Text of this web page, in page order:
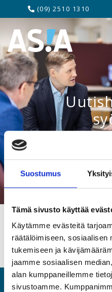
Suostumus
Tämä sivusto käyttää
Käytämme evästeitä
räätälöimiseen, sosiaalisen
tukemiseen ja
jaamme sosiaalisen
alan kumppaneillemme
sivustoamme.
(09) 2510 1310